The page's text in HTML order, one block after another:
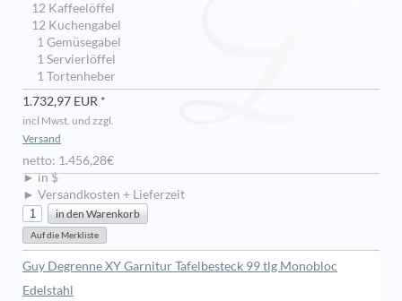
12 Kaffeelöffel
12 Kuchengabel
1 Gemüsegabel
1 Servierlöffel
1 Tortenheber
1.732,97 EUR *
incl Mwst. und zzgl.
Versand
netto: 1.456,28€
► in $
► Versandkosten + Lieferzeit
Guy Degrenne XY Garnitur Tafelbesteck 99 tlg Monobloc
Edelstahl